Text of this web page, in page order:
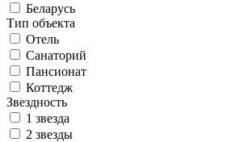
Беларусь
Тип объекта
Отель
Санаторий
Пансионат
Коттедж
Звездность
1 звезда
2 звезды